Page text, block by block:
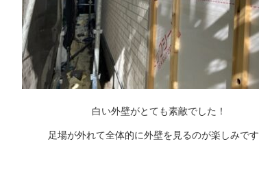
白い外壁がとても素敵でした！
足場が外れて全体的に外壁を見るのが楽しみです